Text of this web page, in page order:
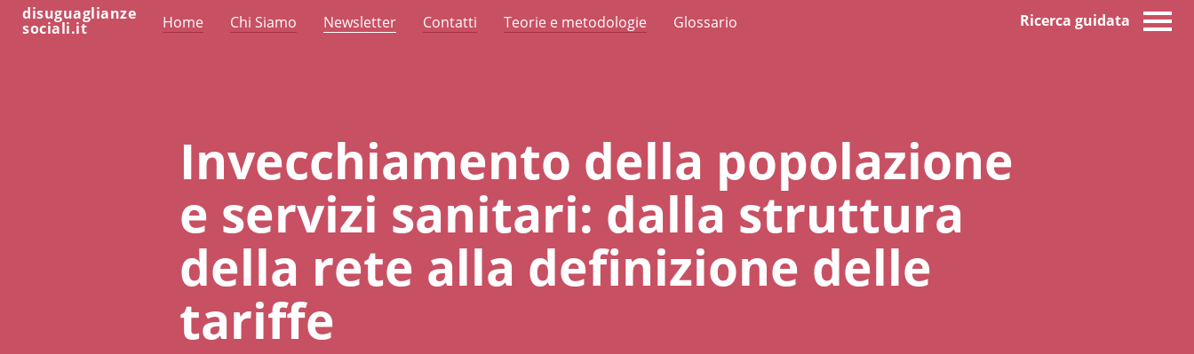
disuguaglianze
sociali.it Home Chi Siamo Newsletter Contatti Teorie e metodologie Glossario Ricerca guidata
Invecchiamento della popolazione
e servizi sanitari: dalla struttura
della rete alla definizione delle
tariffe